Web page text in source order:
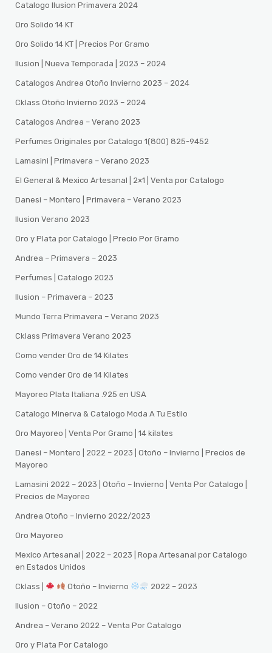
Catalogo Ilusion Primavera 2024
Oro Solido 14 KT
Oro Solido 14 KT | Precios Por Gramo
Ilusion | Nueva Temporada | 2023 – 2024
Catalogos Andrea Otoño Invierno 2023 – 2024
Cklass Otoño Invierno 2023 – 2024
Catalogos Andrea – Verano 2023
Perfumes Originales por Catalogo 1(800) 825-9452
Lamasini | Primavera – Verano 2023
El General & Mexico Artesanal | 2×1 | Venta por Catalogo
Danesi – Montero | Primavera – Verano 2023
Ilusion Verano 2023
Oro y Plata por Catalogo | Precio Por Gramo
Andrea – Primavera – 2023
Perfumes | Catalogo 2023
Ilusion – Primavera – 2023
Mundo Terra Primavera – Verano 2023
Cklass Primavera Verano 2023
Como vender Oro de 14 Kilates
Como vender Oro de 14 Kilates
Mayoreo Plata Italiana .925 en USA
Catalogo Minerva & Catalogo Moda A Tu Estilo
Oro Mayoreo | Venta Por Gramo | 14 kilates
Danesi – Montero | 2022 – 2023 | Otoño – Invierno | Precios de
Mayoreo
Lamasini 2022 – 2023 | Otoño – Invierno | Venta Por Catalogo |
Precios de Mayoreo
Andrea Otoño – Invierno 2022/2023
Oro Mayoreo
Mexico Artesanal | 2022 – 2023 | Ropa Artesanal por Catalogo
en Estados Unidos
Cklass | Otoño – Invierno 2022 – 2023
Ilusion – Otoño – 2022
Andrea – Verano 2022 – Venta Por Catalogo
Oro y Plata Por Catalogo